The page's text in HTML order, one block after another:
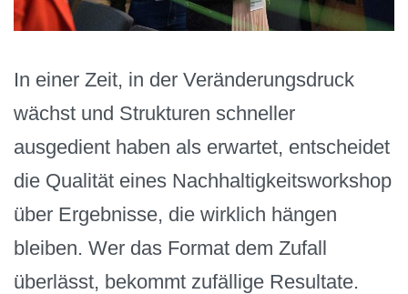
In einer Zeit, in der Veränderungsdruck
wächst und Strukturen schneller
ausgedient haben als erwartet, entscheidet
die Qualität eines Nachhaltigkeitsworkshop
über Ergebnisse, die wirklich hängen
bleiben. Wer das Format dem Zufall
überlässt, bekommt zufällige Resultate.